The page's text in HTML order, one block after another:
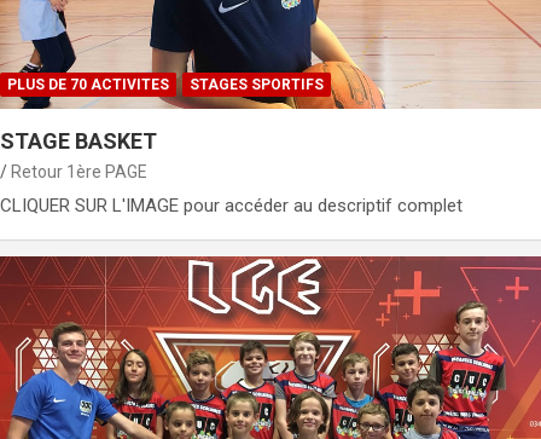
PLUS DE 70 ACTIVITES STAGES SPORTIFS
STAGE BASKET
Retour 1ère PAGE
CLIQUER SUR L'IMAGE pour accéder au descriptif complet